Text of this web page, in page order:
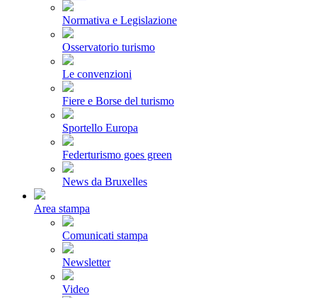
Normativa e Legislazione
Osservatorio turismo
Le convenzioni
Fiere e Borse del turismo
Sportello Europa
Federturismo goes green
News da Bruxelles
Area stampa
Comunicati stampa
Newsletter
Video